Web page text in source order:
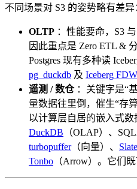
不同场景对 S3 的姿势略有差异
OLTP ：性能要命，S3
因此重点是 Zero ETL &
Postgres 现有多种读
pg_duckdb 及 Iceberg FDW
遥测 / 数仓：关键字是“
量数据往里倒，催生“存
以计算层自居的嵌入式数
DuckDB （OLAP）、
turbopuffer（向量）、
Tonbo （Arrow）。它们